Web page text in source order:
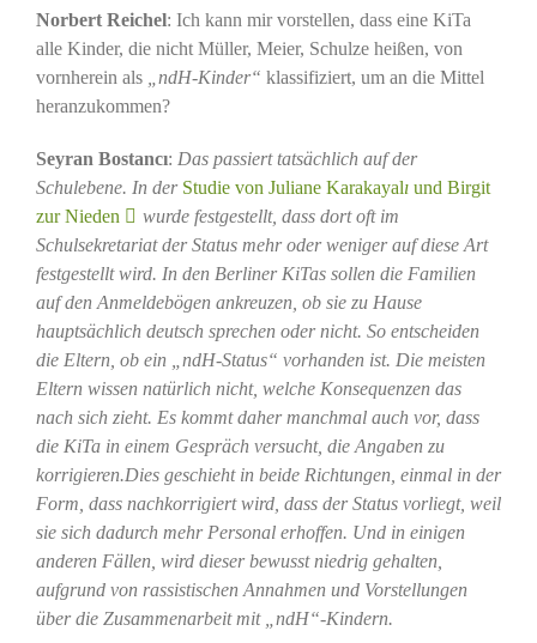
Norbert Reichel: Ich kann mir vorstellen, dass eine KiTa
alle Kinder, die nicht Müller, Meier, Schulze heißen, von
vornherein als
„ndH-Kinder“ klassifiziert, um an die Mittel
heranzukommen?
Seyran Bostancı: Das passiert tatsächlich auf der
Schulebene. In der Studie von Juliane Karakayalıund Birgit
zur Nieden
wurde festgestellt, dass dort oft im
Schulsekretariat der Status mehr oder weniger auf diese Art
festgestellt wird. In den Berliner KiTas sollen die Familien
auf den Anmeldebögen ankreuzen, ob sie zu Hause
hauptsächlich deutsch sprechen oder nicht. So entscheiden
die Eltern, ob ein „ndH-Status“ vorhanden ist. Die meisten
Eltern wissen natürlich nicht, welche Konsequenzen das
nach sich zieht. Es kommt daher manchmal auch vor, dass
die KiTa in einem Gespräch versucht, die Angaben zu
korrigieren.Dies geschieht in beide Richtungen, einmal in der
Form, dass nachkorrigiert wird, dass der Status vorliegt, weil
sie sich dadurch mehr Personal erhoffen. Und in einigen
anderen Fällen, wird dieser bewusst niedrig gehalten,
aufgrund von rassistischen Annahmen und Vorstellungen
über die Zusammenarbeit mit „ndH“-Kindern.